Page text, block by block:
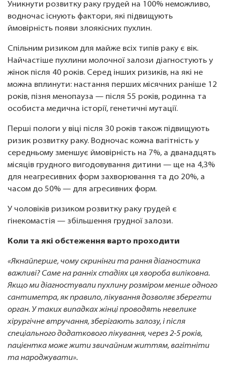
Уникнути розвитку раку грудей на 100% неможливо,
водночас існують фактори, які підвищують
ймовірність появи злоякісних пухлин.
Спільним ризиком для майже всіх типів раку є вік.
Найчастіше пухлини молочної залози діагностують у
жінок після 40 років. Серед інших ризиків, на які не
можна вплинути: настання перших місячних раніше 12
років, пізня менопауза — після 55 років, родинна та
особиста медична історії, генетичні мутації.
Перші пологи у віці після 30 років також підвищують
ризик розвитку раку. Водночас кожна вагітність у
середньому зменшує ймовірність на 7%, а дванадцять
місяців грудного вигодовування дитини — ще на 4,3%
для неагресивних форм захворювання та до 20%, а
часом до 50% — для агресивних форм.
У чоловіків ризиком розвитку раку грудей є
гінекомастія — збільшення грудної залози.
Коли та які обстеження варто проходити
«Якнайперше, чому скринінги та рання діагностика
важливі? Саме на ранніх стадіях ця хвороба виліковна.
Якщо ми діагностували пухлину розміром менше одного
сантиметра, як правило, лікування дозволяє зберегти
орган. У таких випадках жінці проводять невелике
хірургічне втручання, зберігають залозу, і після
спеціального додаткового лікування, через 2-5 років,
пацієнтка може жити звичайним життям, вагітніти
та народжувати».